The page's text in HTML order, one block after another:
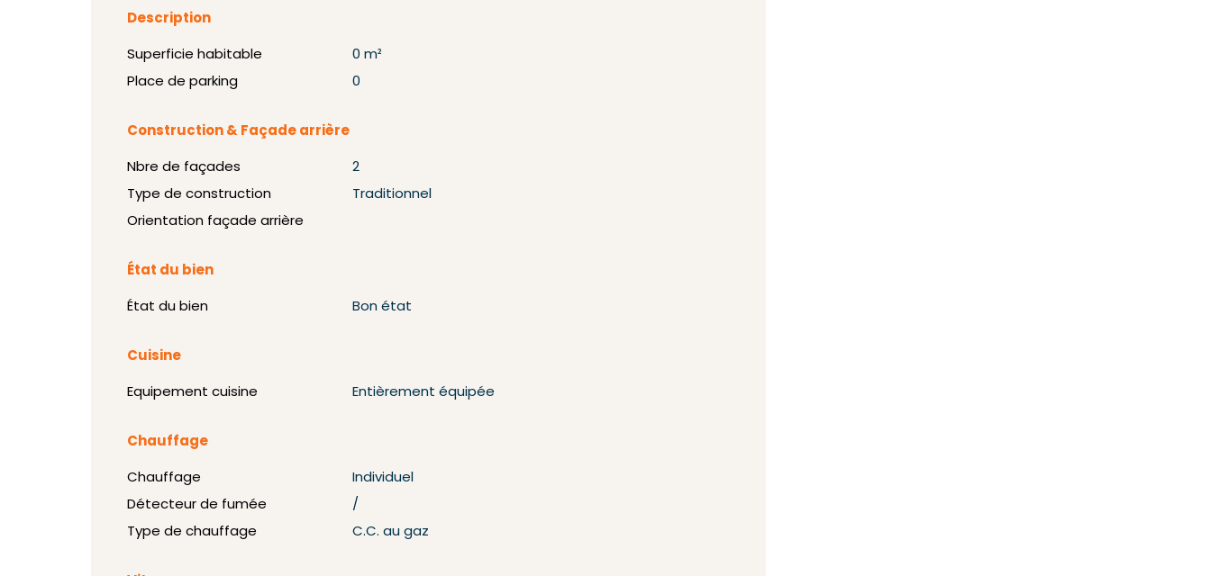
Description
Superficie habitable
0 m²
Place de parking
0
Construction & Façade arrière
Nbre de façades
2
Type de construction
Traditionnel
Orientation façade arrière
État du bien
État du bien Bon état
Cuisine
Equipement cuisine Entièrement équipée
Chauffage
Chauffage
Individuel
Détecteur de fumée
/
Type de chauffage
C.C. au gaz